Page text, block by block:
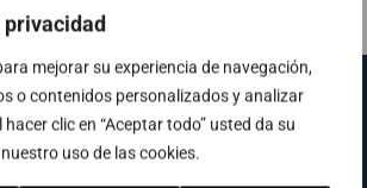
mejorar su experiencia de navegación,
o contenidos personalizados y analizar
clic en “Aceptar todo” usted da su
uso de las cookies.